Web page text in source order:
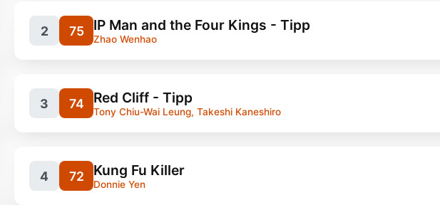
2 75 IP Man and the Four Kings - Tipp
Zhao Wenhao
3 74 Red Cliff - Tipp
Tony Chiu-Wai Leung, Takeshi Kaneshiro
4 72 Kung Fu Killer
Donnie Yen